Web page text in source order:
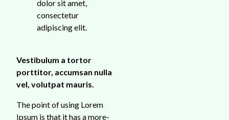
dolor sit amet,
consectetur
adipiscing elit.
Vestibulum a tortor
porttitor, accumsan nulla
vel, volutpat mauris.
The point of using Lorem
Ipsum is that it has a more-